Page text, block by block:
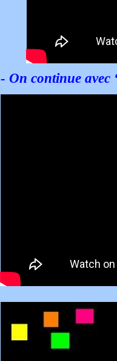
- On continue avec